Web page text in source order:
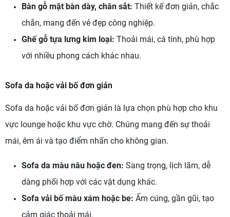
Bàn gỗ mặt bàn dày, chân sắt: Thiết kế đơn giản, chắc
chắn, mang đến vẻ đẹp công nghiệp.
Ghế gỗ tựa lưng kim loại: Thoải mái, cá tính, phù hợp
với nhiều phong cách khác nhau.
Sofa da hoặc vải bố đơn giản
Sofa da hoặc vải bố đơn giản là lựa chọn phù hợp cho khu
vực lounge hoặc khu vực chờ. Chúng mang đến sự thoải
mái, êm ái và tạo điểm nhấn cho không gian.
Sofa da màu nâu hoặc đen: Sang trọng, lịch lãm, dễ
dàng phối hợp với các vật dụng khác.
Sofa vải bố màu xám hoặc be: Ấm cúng, gần gũi, tạo
cảm giác thoải mái.